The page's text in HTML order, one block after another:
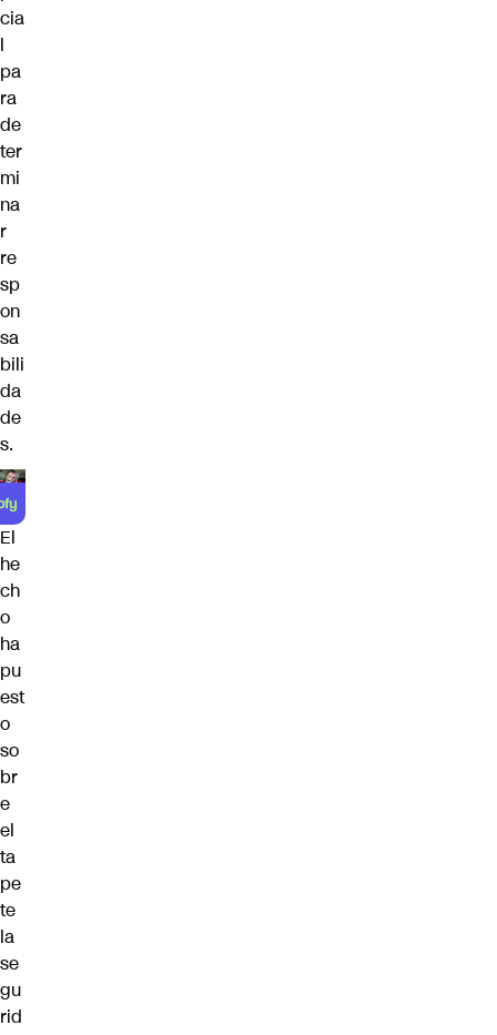
cia
l
pa
ra
de
ter
mi
na
r
re
sp
on
sa
bili
da
de
s.
El
he
ch
o
ha
pu
est
o
so
br
e
el
ta
pe
te
la
se
gu
rid